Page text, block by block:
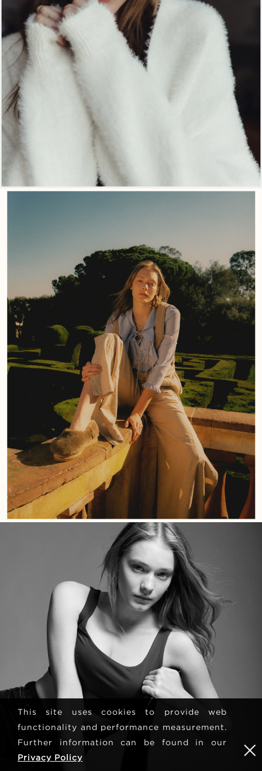
This site uses cookies to provide web
functionality and performance measurement.
Further information can be found in our
Privacy Policy